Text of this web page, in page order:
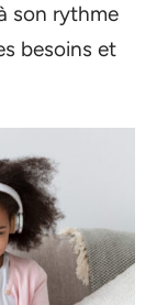
son rythme
besoins et